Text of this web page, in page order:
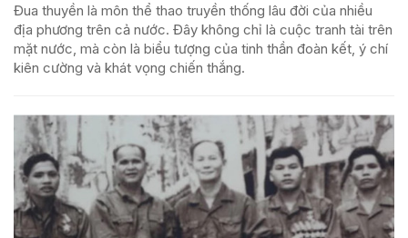
Đua thuyền là môn thể thao truyền thống lâu đời của nhiều
địa phương trên cả nước. Đây không chỉ là cuộc tranh tài trên
mặt nước, mà còn là biểu tượng của tinh thần đoàn kết, ý chí
kiên cường và khát vọng chiến thắng.